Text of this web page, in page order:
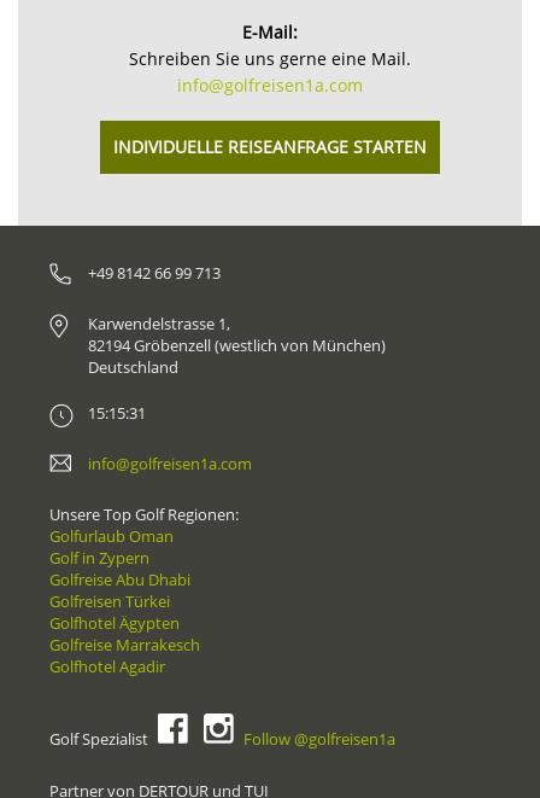
E-Mail:
Schreiben Sie uns gerne eine Mail.
info@golfreisen1a.com
INDIVIDUELLE REISEANFRAGE STARTEN
+49 8142 66 99 713
Karwendelstrasse 1,
82194 Gröbenzell (westlich von München)
Deutschland
15:15:31
info@golfreisen1a.com
Unsere Top Golf Regionen:
Golfurlaub Oman
Golf in Zypern
Golfreise Abu Dhabi
Golfreisen Türkei
Golfhotel Ägypten
Golfreise Marrakesch
Golfhotel Agadir
Golf Spezialist Follow @golfreisen1a
Partner von DERTOUR und TUI